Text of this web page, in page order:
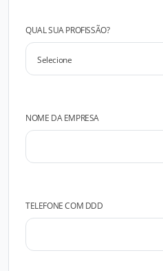
QUAL SUA PROFISSÃO?
NOME DA EMPRESA
TELEFONE COM DDD